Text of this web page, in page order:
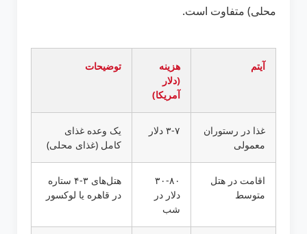
محلی) متفاوت است.
آیتم
هزینه
(دلار
آمریکا)
توضیحات
غذا در رستوران
معمولی
۳-۷ دلار
یک وعده غذای
کامل (غذای محلی)
اقامت در هتل
متوسط
۳۰-۸۰
دلار در
شب
هتل‌های ۳-۴ ستاره
در قاهره یا لوکسور